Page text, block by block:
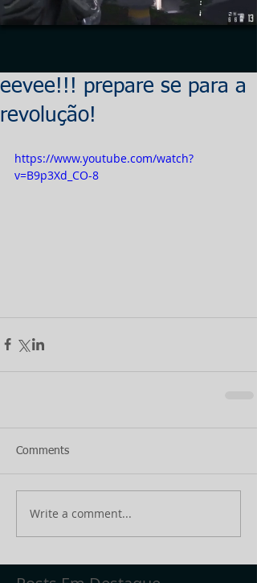
eevee!!! prepare se para a
revolução!
https://www.youtube.com/watch?
v=B9p3Xd_CO-8
Comments
Write a comment...